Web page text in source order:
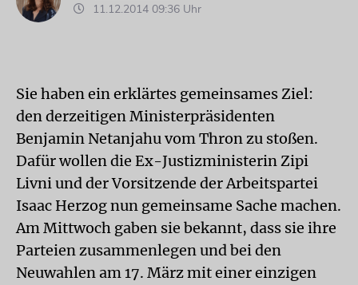
11.12.2014 09:36 Uhr
Sie haben ein erklärtes gemeinsames Ziel:
den derzeitigen Ministerpräsidenten
Benjamin Netanjahu vom Thron zu stoßen.
Dafür wollen die Ex-Justizministerin Zipi
Livni und der Vorsitzende der Arbeitspartei
Isaac Herzog nun gemeinsame Sache machen.
Am Mittwoch gaben sie bekannt, dass sie ihre
Parteien zusammenlegen und bei den
Neuwahlen am 17. März mit einer einzigen